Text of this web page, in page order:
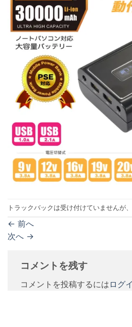
トラックバックは受け付けていませんが、
← 前へ
次へ →
コメントを残す
コメントを投稿するには ログ